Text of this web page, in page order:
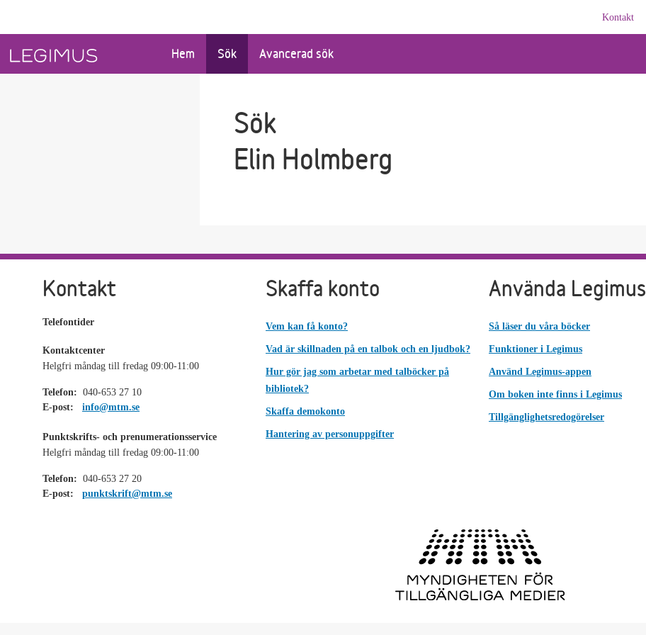
Kontakt
Hem Sök Avancerad sök
Sök
Elin Holmberg
Kontakt
Telefontider
Kontaktcenter
Helgfri måndag till fredag 09:00-11:00
Telefon: 040-653 27 10
E-post:
info@mtm.se
Punktskrifts- och prenumerationsservice
Helgfri måndag till fredag 09:00-11:00
Telefon: 040-653 27 20
E-post:
punktskrift@mtm.se
Skaffa konto
Vem kan få konto?
Vad är skillnaden på en talbok och en ljudbok?
Hur gör jag som arbetar med talböcker på
bibliotek?
Skaffa demokonto
Hantering av personuppgifter
Använda Legimus
Så läser du våra böcker
Funktioner i Legimus
Använd Legimus-appen
Om boken inte finns i Legimus
Tillgänglighetsredogörelser